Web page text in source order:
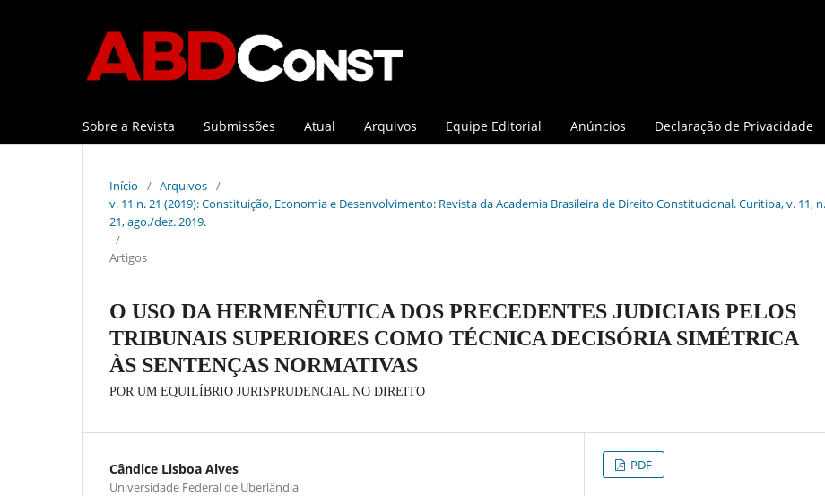
Sobre a Revista Submissões Atual Arquivos Equipe Editorial Anúncios Declaração de Privacidade
Início / Arquivos /
v. 11 n. 21 (2019): Constituição, Economia e Desenvolvimento: Revista da Academia Brasileira de Direito Constitucional. Curitiba, v. 11, n.
21, ago./dez. 2019.
/
Artigos
O USO DA HERMENÊUTICA DOS PRECEDENTES JUDICIAIS PELOS
TRIBUNAIS SUPERIORES COMO TÉCNICA DECISÓRIA SIMÉTRICA
ÀS SENTENÇAS NORMATIVAS
POR UM EQUILÍBRIO JURISPRUDENCIAL NO DIREITO
Cândice Lisboa Alves
Universidade Federal de Uberlândia
PDF